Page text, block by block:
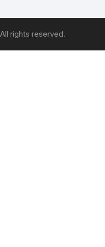
rights reserved.